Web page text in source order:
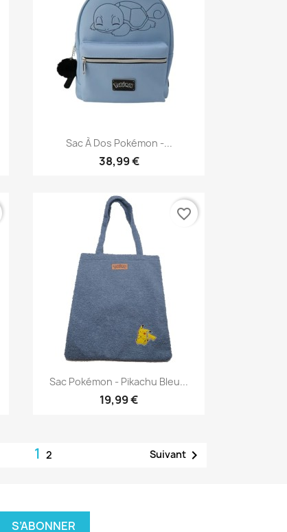
Aperçu rapide
Sac À Dos Pokémon -...
38,99 €
Aperçu rapide
Sac Pokémon - Pikachu Bleu...
19,99 €
favorite_border
1 2 Suivant